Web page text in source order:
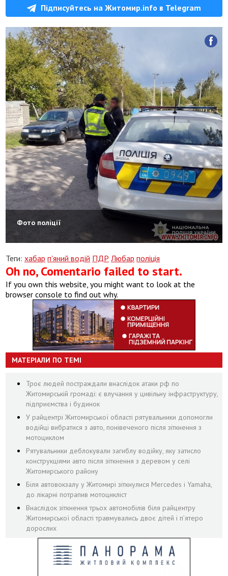
Підписуйтесь на Житомир.info в Telegram
Фото поліції
Теги: хабар п'яний водій ПДР Любар поліція
Oh no, Comentario failed to start.
If you own this website, you might want to look at the
browser console to find out why.
МАТЕРІАЛИ ПО ТЕМІ
Троє людей постраждали внаслідок атаки рф по
Житомирській громаді: є влучання у цивільну інфраструктуру,
підприємства і будинок
У райцентрі Житомирської області рятувальники допомогли
водійці вибратися з авто, понівеченого після зіткнення з
мотоциклом
Рятувальники деблокували загиблу водійку, яку затисло
конструкціями авто після зіткнення з деревом у селі
Житомирського району
Біля автовокзалу у Житомирі зіткнулися Mercedes і Yamaha,
до лікарні потрапив мотоцикліст
Внаслідок зіткнення трьох автомобілів біля райцентру
Житомирської області травмувались двоє дітей і пʼятеро
дорослих